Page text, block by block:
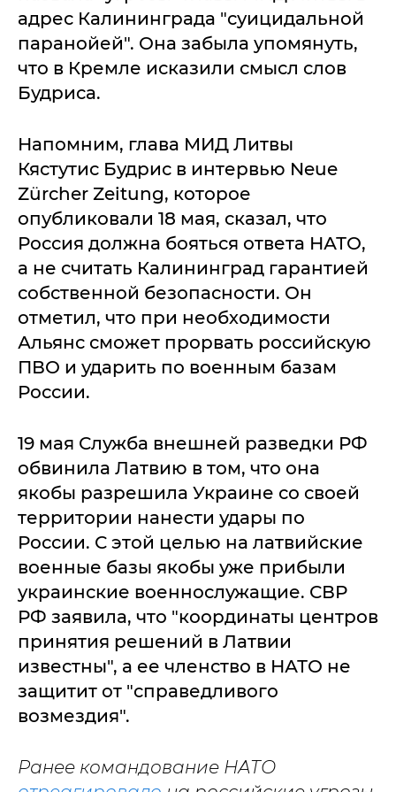
адрес Калининграда "суицидальной
паранойей". Она забыла упомянуть,
что в Кремле исказили смысл слов
Будриса.
Напомним, глава МИД Литвы
Кястутис Будрис в интервью Neue
Zürcher Zeitung, которое
опубликовали 18 мая, сказал, что
Россия должна бояться ответа НАТО,
а не считать Калининград гарантией
собственной безопасности. Он
отметил, что при необходимости
Альянс сможет прорвать российскую
ПВО и ударить по военным базам
России.
19 мая Служба внешней разведки РФ
обвинила Латвию в том, что она
якобы разрешила Украине со своей
территории нанести удары по
России. С этой целью на латвийские
военные базы якобы уже прибыли
украинские военнослужащие. СВР
РФ заявила, что "координаты центров
принятия решений в Латвии
известны", а ее членство в НАТО не
защитит от "справедливого
возмездия".
Ранее командование НАТО